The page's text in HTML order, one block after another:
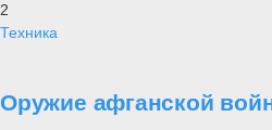
2
Техника
Оружие афганской